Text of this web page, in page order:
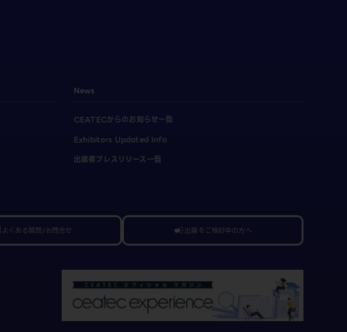
News
CEATECからのお知らせ一覧
Exhibitors Updated Info
出展者プレスリリース一覧
よくある質問/お問合せ campaign出展をご検討中の方へ